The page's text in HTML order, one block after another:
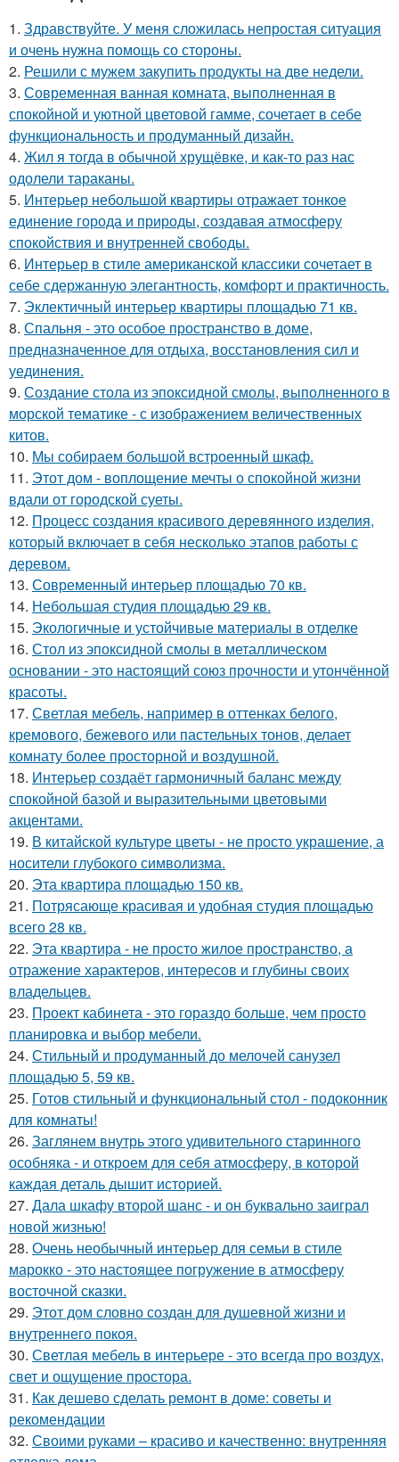
1. Здравствуйте. У меня сложилась непростая ситуация
и очень нужна помощь со стороны.
2. Решили с мужем закупить продукты на две недели.
3. Современная ванная комната, выполненная в
спокойной и уютной цветовой гамме, сочетает в себе
функциональность и продуманный дизайн.
4. Жил я тогда в обычной хрущёвке, и как-то раз нас
одолели тараканы.
5. Интерьер небольшой квартиры отражает тонкое
единение города и природы, создавая атмосферу
спокойствия и внутренней свободы.
6. Интерьер в стиле американской классики сочетает в
себе сдержанную элегантность, комфорт и практичность.
7. Эклектичный интерьер квартиры площадью 71 кв.
8. Спальня - это особое пространство в доме,
предназначенное для отдыха, восстановления сил и
уединения.
9. Создание стола из эпоксидной смолы, выполненного в
морской тематике - с изображением величественных
китов.
10. Мы собираем большой встроенный шкаф.
11. Этот дом - воплощение мечты о спокойной жизни
вдали от городской суеты.
12. Процесс создания красивого деревянного изделия,
который включает в себя несколько этапов работы с
деревом.
13. Современный интерьер площадью 70 кв.
14. Небольшая студия площадью 29 кв.
15. Экологичные и устойчивые материалы в отделке
16. Стол из эпоксидной смолы в металлическом
основании - это настоящий союз прочности и утончённой
красоты.
17. Светлая мебель, например в оттенках белого,
кремового, бежевого или пастельных тонов, делает
комнату более просторной и воздушной.
18. Интерьер создаёт гармоничный баланс между
спокойной базой и выразительными цветовыми
акцентами.
19. В китайской культуре цветы - не просто украшение, а
носители глубокого символизма.
20. Эта квартира площадью 150 кв.
21. Потрясающе красивая и удобная студия площадью
всего 28 кв.
22. Эта квартира - не просто жилое пространство, а
отражение характеров, интересов и глубины своих
владельцев.
23. Проект кабинета - это гораздо больше, чем просто
планировка и выбор мебели.
24. Стильный и продуманный до мелочей санузел
площадью 5, 59 кв.
25. Готов стильный и функциональный стол - подоконник
для комнаты!
26. Заглянем внутрь этого удивительного старинного
особняка - и откроем для себя атмосферу, в которой
каждая деталь дышит историей.
27. Дала шкафу второй шанс - и он буквально заиграл
новой жизнью!
28. Очень необычный интерьер для семьи в стиле
марокко - это настоящее погружение в атмосферу
восточной сказки.
29. Этот дом словно создан для душевной жизни и
внутреннего покоя.
30. Светлая мебель в интерьере - это всегда про воздух,
свет и ощущение простора.
31. Как дешево сделать ремонт в доме: советы и
рекомендации
32. Своими руками – красиво и качественно: внутренняя